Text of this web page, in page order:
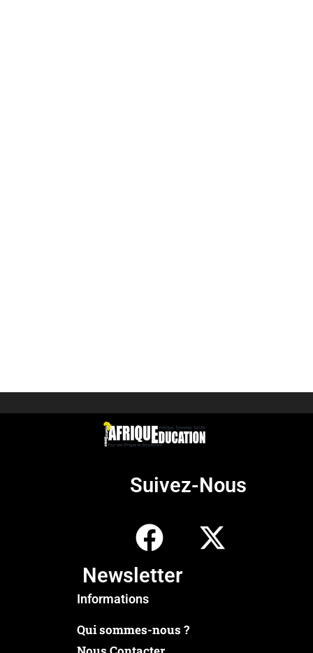
Suivez-Nous
Newsletter
Informations
Qui sommes-nous ?